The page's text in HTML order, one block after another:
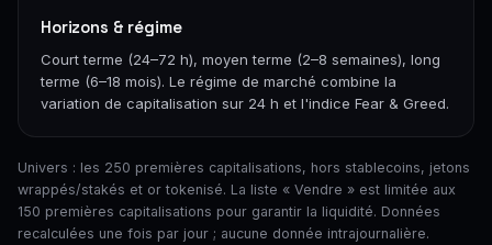
Horizons & régime
Court terme (24–72 h), moyen terme (2–8 semaines), long
terme (6–18 mois). Le régime de marché combine la
variation de capitalisation sur 24 h et l'indice Fear & Greed.
Univers : les 250 premières capitalisations, hors stablecoins, jetons
wrappés/stakés et or tokenisé. La liste « Vendre » est limitée aux
150 premières capitalisations pour garantir la liquidité. Données
recalculées une fois par jour ; aucune donnée intrajournalière.